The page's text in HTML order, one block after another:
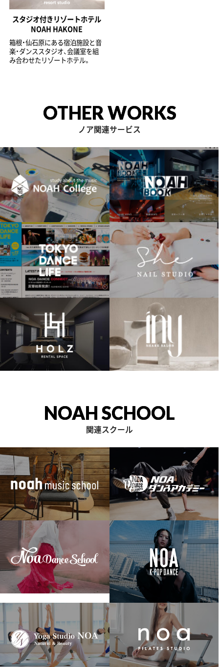
スタジオ付きリゾートホテル
NOAH HAKONE
箱根・仙石原にある宿泊施設と音
楽・ダンススタジオ、会議室を組
み合わせたリゾートホテル。
OTHER WORKS
ノア関連サービス
NOAH SCHOOL
関連スクール